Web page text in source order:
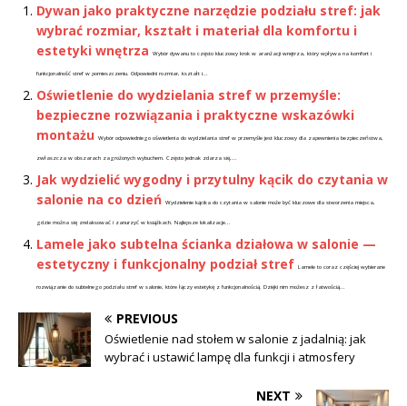
Dywan jako praktyczne narzędzie podziału stref: jak
wybrać rozmiar, kształt i materiał dla komfortu i
estetyki wnętrza
Wybór dywanu to często kluczowy krok w aranżacji wnętrza, który wpływa na komfort i
funkcjonalność stref w pomieszczeniu. Odpowiedni rozmiar, kształt i...
Oświetlenie do wydzielania stref w przemyśle:
bezpieczne rozwiązania i praktyczne wskazówki
montażu
Wybór odpowiedniego oświetlenia do wydzielania stref w przemyśle jest kluczowy dla zapewnienia bezpieczeństwa,
zwłaszcza w obszarach zagrożonych wybuchem. Często jednak zdarza się,...
Jak wydzielić wygodny i przytulny kącik do czytania w
salonie na co dzień Wydzielenie kącika do czytania w salonie może być kluczowe dla stworzenia miejsca,
gdzie można się zrelaksować i zanurzyć w książkach. Najlepsze lokalizacje...
Lamele jako subtelna ścianka działowa w salonie —
estetyczny i funkcjonalny podział stref Lamele to coraz częściej wybierane
rozwiązanie do subtelnego podziału stref w salonie, które łączy estetykę z funkcjonalnością. Dzięki nim możesz z łatwością...
PREVIOUS
Oświetlenie nad stołem w salonie z jadalnią: jak
wybrać i ustawić lampę dla funkcji i atmosfery
NEXT